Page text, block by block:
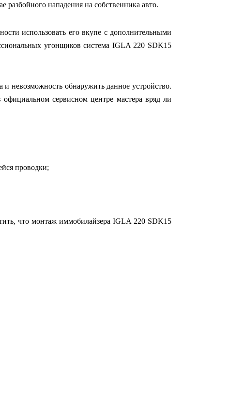
разбойного нападения на собственника авто.
использовать его вкупе с дополнительными
угонщиков система IGLA 220 SDK15
невозможность обнаружить данное устройство.
сервисном центре мастера вряд ли
проводки;
что монтаж иммобилайзера IGLA 220 SDK15